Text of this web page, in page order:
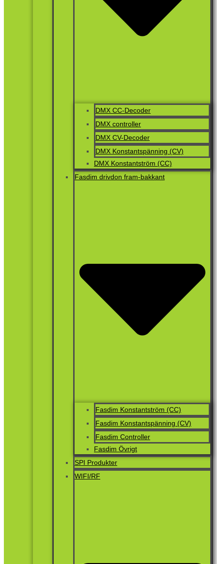
DMX CC-Decoder
DMX controller
DMX CV-Decoder
DMX Konstantspänning (CV)
DMX Konstantström (CC)
Fasdim drivdon fram-bakkant
Fasdim Konstantström (CC)
Fasdim Konstantspänning (CV)
Fasdim Controller
Fasdim Övrigt
SPI Produkter
WIFI/RF